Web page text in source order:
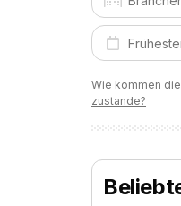
Wie kommen
zustande?